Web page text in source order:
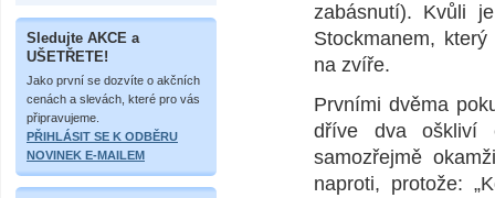
Sledujte AKCE a
UŠETŘETE!
Jako první se dozvíte o akčních
cenách a slevách, které pro vás
připravujeme.
PŘIHLÁSIT SE K ODBĚRU
NOVINEK E-MAILEM
zabásnutí). Kvůli
Stockmanem,
na zvíře.
Prvními dvěma
dříve dva oškliví
samozřejmě
naproti, protože: